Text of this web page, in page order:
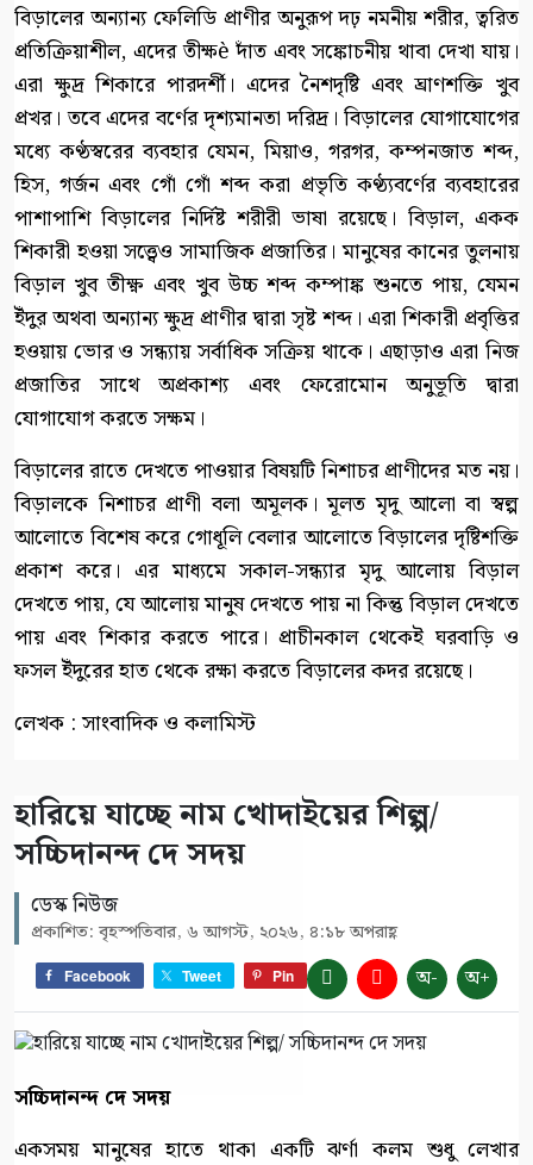
বিড়ালের অন্যান্য ফেলিডি প্রাণীর অনুরূপ দঢ় নমনীয় শরীর, ত্বরিত
প্রতিক্রিয়াশীল, এদের তীক্ষè দাঁত এবং সঙ্কোচনীয় থাবা দেখা যায়।
এরা ক্ষুদ্র শিকারে পারদর্শী। এদের নৈশদৃষ্টি এবং ঘ্রাণশক্তি খুব
প্রখর। তবে এদের বর্ণের দৃশ্যমানতা দরিদ্র। বিড়ালের যোগাযোগের
মধ্যে কণ্ঠস্বরের ব্যবহার যেমন, মিয়াও, গরগর, কম্পনজাত শব্দ,
হিস, গর্জন এবং গোঁ গোঁ শব্দ করা প্রভৃতি কণ্ঠ্যবর্ণের ব্যবহারের
পাশাপাশি বিড়ালের নির্দিষ্ট শরীরী ভাষা রয়েছে। বিড়াল, একক
শিকারী হওয়া সত্ত্বেও সামাজিক প্রজাতির। মানুষের কানের তুলনায়
বিড়াল খুব তীক্ষ্ণ এবং খুব উচ্চ শব্দ কম্পাঙ্ক শুনতে পায়, যেমন
ইঁদুর অথবা অন্যান্য ক্ষুদ্র প্রাণীর দ্বারা সৃষ্ট শব্দ। এরা শিকারী প্রবৃত্তির
হওয়ায় ভোর ও সন্ধ্যায় সর্বাধিক সক্রিয় থাকে। এছাড়াও এরা নিজ
প্রজাতির সাথে অপ্রকাশ্য এবং ফেরোমোন অনুভূতি দ্বারা
যোগাযোগ করতে সক্ষম।
বিড়ালের রাতে দেখতে পাওয়ার বিষয়টি নিশাচর প্রাণীদের মত নয়।
বিড়ালকে নিশাচর প্রাণী বলা অমূলক। মূলত মৃদু আলো বা স্বল্প
আলোতে বিশেষ করে গোধূলি বেলার আলোতে বিড়ালের দৃষ্টিশক্তি
প্রকাশ করে। এর মাধ্যমে সকাল-সন্ধ্যার মৃদু আলোয় বিড়াল
দেখতে পায়, যে আলোয় মানুষ দেখতে পায় না কিন্তু বিড়াল দেখতে
পায় এবং শিকার করতে পারে। প্রাচীনকাল থেকেই ঘরবাড়ি ও
ফসল ইঁদুরের হাত থেকে রক্ষা করতে বিড়ালের কদর রয়েছে।
লেখক : সাংবাদিক ও কলামিস্ট
হারিয়ে যাচ্ছে নাম খোদাইয়ের শিল্প/
সচ্চিদানন্দ দে সদয়
ডেস্ক নিউজ
প্রকাশিত: বৃহস্পতিবার, ৬ আগস্ট, ২০২৬, ৪:১৮ অপরাহ্ণ
Facebook Tweet Pin অ- অ+
সচ্চিদানন্দ দে সদয়
একসময় মানুষের হাতে থাকা একটি ঝর্ণা কলম শুধু লেখার